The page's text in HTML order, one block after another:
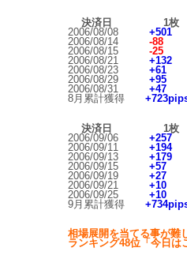
決済日
1枚
2006/08/08 +501
2006/08/14 -88
2006/08/15 -25
2006/08/21 +132
2006/08/23 +61
2006/08/29 +95
2006/08/31 +47
8月累計獲得
決済日
1枚
2006/09/06 +257
2006/09/11 +194
2006/09/13 +179
2006/09/15 +57
2006/09/19 +27
2006/09/21 +10
2006/09/25 +10
9月累計獲得
相場展開を当てる事が難
ランキング48位「今日